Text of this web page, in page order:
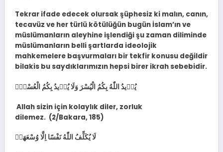
Tekrar ifade edecek olursak şüphesiz ki malın, canın,
tecavüz ve her türlü kötülüğün bugün İslam’ın ve
müslümanların aleyhine işlendiği şu zaman diliminde
müslümanların belli şartlarda ideolojik
mahkemelere başvurmaları bir tekfir konusu değildir
bilakis bu saydıklarımızın hepsi birer ikrah sebebidir.
يُر۪يدُ اللّٰهُ بِكُمُ الْيُسْرَ وَلَا يُر۪يدُ بِكُمُ الْعُسْرَۘ
Allah sizin için kolaylık diler, zorluk
dilemez. (2/Bakara, 185)